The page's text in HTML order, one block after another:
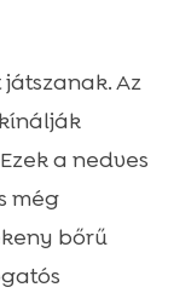
Az
a nedves
még
bőrű